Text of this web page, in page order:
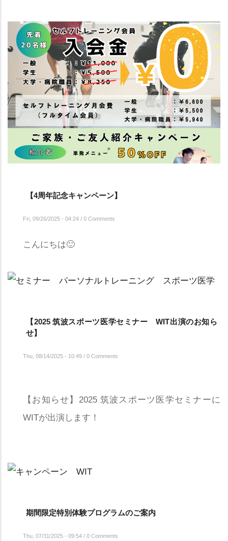
【4周年記念キャンペーン】
Fri, 09/26/2025 - 04:24 / 0 Comments
こんにちは🙂
【2025 筑波スポーツ医学セミナー WIT出演のお知ら
せ】
Thu, 08/14/2025 - 10:49 / 0 Comments
【お知らせ】2025 筑波スポーツ医学セミナーに
WITが出演します！
期間限定特別体験プログラムのご案内
Thu, 07/31/2025 - 09:54 / 0 Comments